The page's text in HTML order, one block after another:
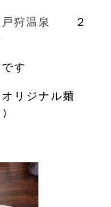
狩温泉
２
す
オリジナル麺